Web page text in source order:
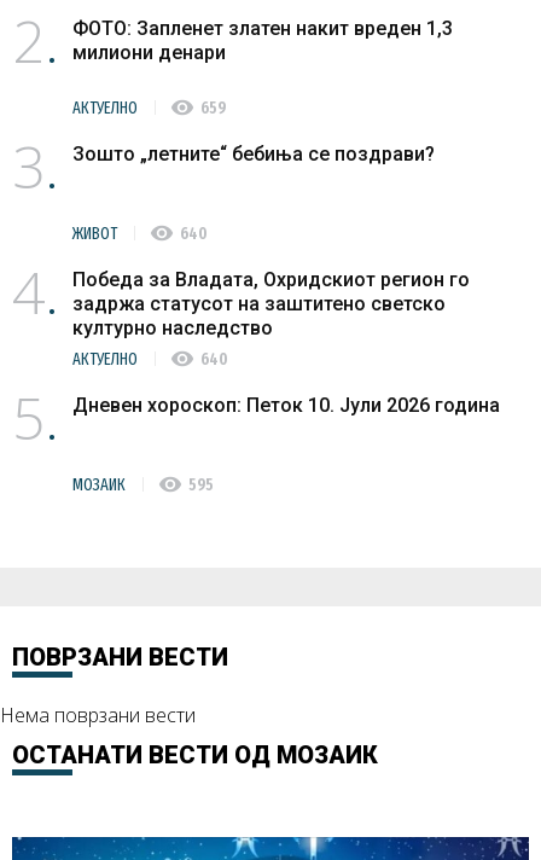
2
ФОТО: Запленет златен накит вреден 1,3
милиони денари
АКТУЕЛНО visibility 659
3 Зошто „летните“ бебиња се поздрави?
ЖИВОТ visibility 640
4
Победа за Владата, Охридскиот регион го
задржа статусот на заштитено светско
културно наследство
АКТУЕЛНО visibility 640
5 Дневен хороскоп: Петок 10. Јули 2026 година
МОЗАИК visibility 595
ПОВРЗАНИ ВЕСТИ
Нема поврзани вести
ОСТАНАТИ ВЕСТИ ОД МОЗАИК